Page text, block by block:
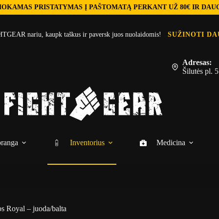
PRISTATYMAS Į PAŠTOMATĄ PERKANT UŽ 80€ IR
nariu, kaupk taškus ir paversk juos nuolaidomis! SUŽINOTI
Adresas:
Šilutės pl.
Inventorius Medicina
Royal – juoda/balta